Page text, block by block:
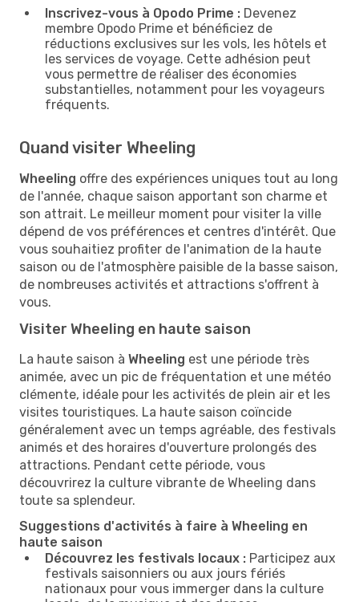
Inscrivez-vous à Opodo Prime : Devenez
membre Opodo Prime et bénéficiez de
réductions exclusives sur les vols, les hôtels et
les services de voyage. Cette adhésion peut
vous permettre de réaliser des économies
substantielles, notamment pour les voyageurs
fréquents.
Quand visiter Wheeling
Wheeling offre des expériences uniques tout au long
de l'année, chaque saison apportant son charme et
son attrait. Le meilleur moment pour visiter la ville
dépend de vos préférences et centres d'intérêt. Que
vous souhaitiez profiter de l'animation de la haute
saison ou de l'atmosphère paisible de la basse saison,
de nombreuses activités et attractions s'offrent à
vous.
Visiter Wheeling en haute saison
La haute saison à Wheeling est une période très
animée, avec un pic de fréquentation et une météo
clémente, idéale pour les activités de plein air et les
visites touristiques. La haute saison coïncide
généralement avec un temps agréable, des festivals
animés et des horaires d'ouverture prolongés des
attractions. Pendant cette période, vous
découvrirez la culture vibrante de Wheeling dans
toute sa splendeur.
Suggestions d'activités à faire à Wheeling en
haute saison
Découvrez les festivals locaux : Participez aux
festivals saisonniers ou aux jours fériés
nationaux pour vous immerger dans la culture